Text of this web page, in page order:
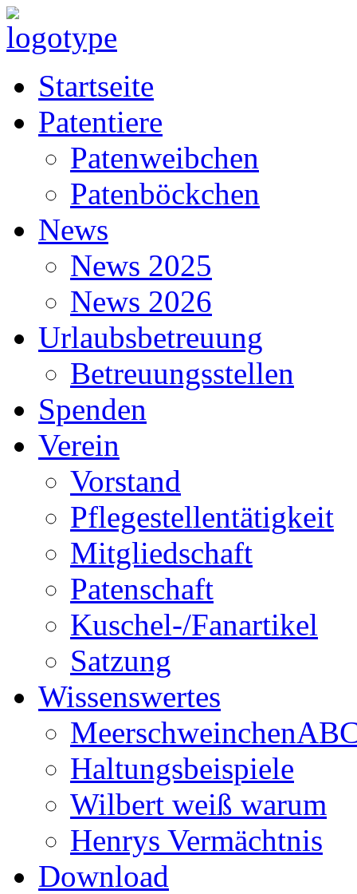
Startseite
Patentiere
Patenweibchen
Patenböckchen
News
News 2025
News 2026
Urlaubsbetreuung
Betreuungsstellen
Spenden
Verein
Vorstand
Pflegestellentätigkeit
Mitgliedschaft
Patenschaft
Kuschel-/Fanartikel
Satzung
Wissenswertes
Haltungsbeispiele
Wilbert weiß warum
Henrys Vermächtnis
Download